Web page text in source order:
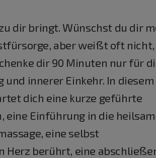
dir bringt. Wünschst du dir
aber weißt oft
dir 90 Minuten nur für
innerer Einkehr. In diesem
dich eine kurze geführte
eine Einführung in die
eine selbst
Herz berührt, eine